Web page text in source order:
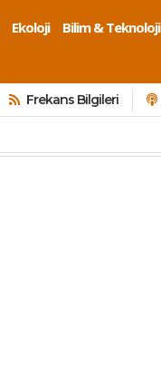
Ekoloji
Bilim & Teknoloji
Frekans Bilgileri